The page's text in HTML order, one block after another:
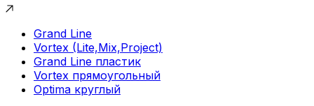
Grand Line
Vortex (Lite,Mix,Project)
Grand Line пластик
Vortex прямоугольный
Optima круглый